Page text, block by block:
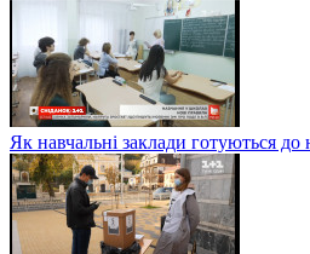
Як навчальні заклади готуються